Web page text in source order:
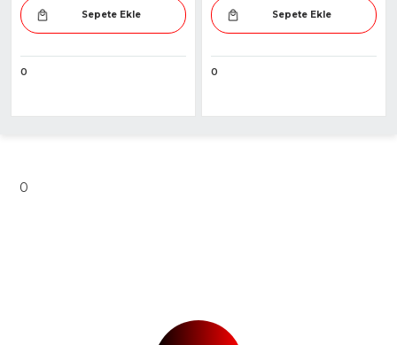
Sepete Ekle
0
Sepete Ekle
0
0